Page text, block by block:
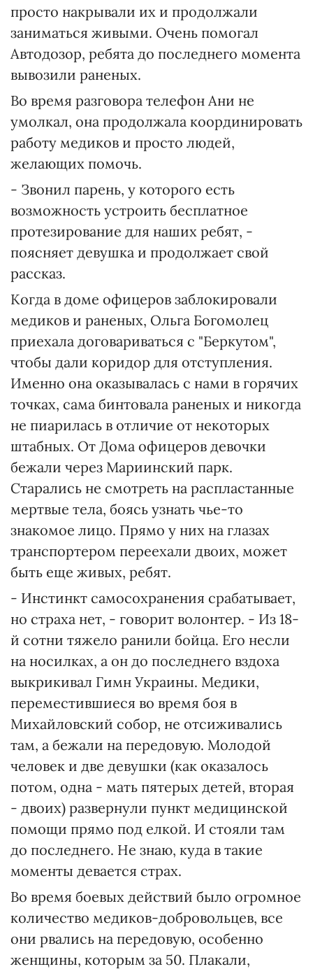
просто накрывали их и продолжали
заниматься живыми. Очень помогал
Автодозор, ребята до последнего момента
вывозили раненых.
Во время разговора телефон Ани не
умолкал, она продолжала координировать
работу медиков и просто людей,
желающих помочь.
- Звонил парень, у которого есть
возможность устроить бесплатное
протезирование для наших ребят, -
поясняет девушка и продолжает свой
рассказ.
Когда в доме офицеров заблокировали
медиков и раненых, Ольга Богомолец
приехала договариваться с "Беркутом",
чтобы дали коридор для отступления.
Именно она оказывалась с нами в горячих
точках, сама бинтовала раненых и никогда
не пиарилась в отличие от некоторых
штабных. От Дома офицеров девочки
бежали через Мариинский парк.
Старались не смотреть на распластанные
мертвые тела, боясь узнать чье-то
знакомое лицо. Прямо у них на глазах
транспортером переехали двоих, может
быть еще живых, ребят.
- Инстинкт самосохранения срабатывает,
но страха нет, - говорит волонтер. - Из 18-
й сотни тяжело ранили бойца. Его несли
на носилках, а он до последнего вздоха
выкрикивал Гимн Украины. Медики,
переместившиеся во время боя в
Михайловский собор, не отсиживались
там, а бежали на передовую. Молодой
человек и две девушки (как оказалось
потом, одна - мать пятерых детей, вторая
- двоих) развернули пункт медицинской
помощи прямо под елкой. И стояли там
до последнего. Не знаю, куда в такие
моменты девается страх.
Во время боевых действий было огромное
количество медиков-добровольцев, все
они рвались на передовую, особенно
женщины, которым за 50. Плакали,